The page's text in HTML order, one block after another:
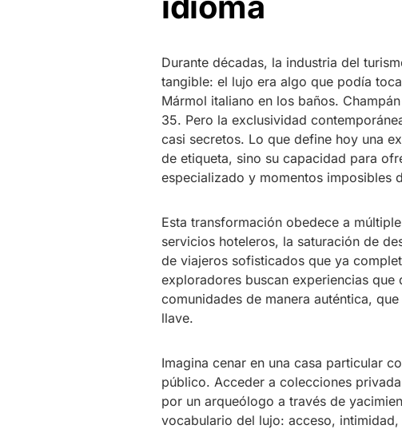
Durante décadas, la industria del
tangible: el lujo era algo que podía
Mármol italiano en los baños.
35. Pero la exclusividad
casi secretos. Lo que define hoy una
de etiqueta, sino su capacidad para
especializado y momentos imposibles
Esta transformación obedece a
servicios hoteleros, la saturación de
de viajeros sofisticados que ya
exploradores buscan experiencias
comunidades de manera auténtica,
llave.
Imagina cenar en una casa particular
público. Acceder a colecciones
por un arqueólogo a través de
vocabulario del lujo: acceso,